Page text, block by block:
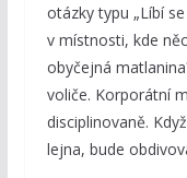
otázky typu „Líbí
v místnosti, kde
obyčejná
voliče. Korporátní
disciplinovaně.
lejna, bude